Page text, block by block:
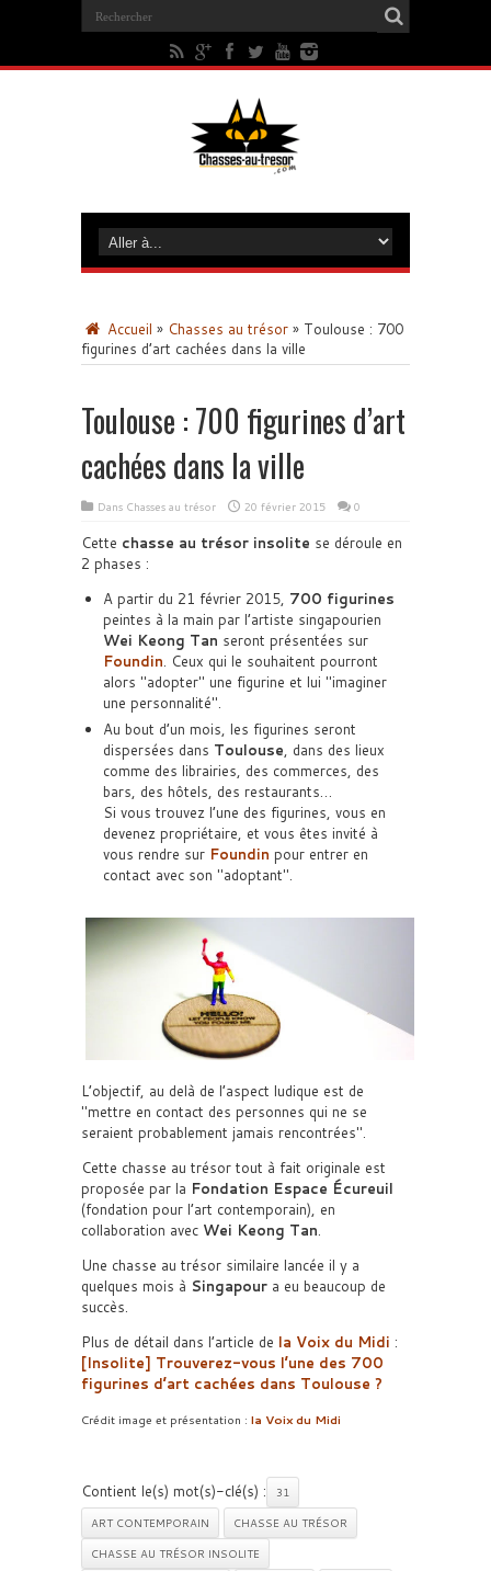
Accueil » Chasses au trésor » Toulouse : 700
figurines d’art cachées dans la ville
Toulouse : 700 figurines d’art
cachées dans la ville
Dans Chasses au trésor 20 février 2015 0
Cette chasse au trésor insolite se déroule en
2 phases :
A partir du 21 février 2015, 700 figurines
peintes à la main par l’artiste singapourien
Wei Keong Tan seront présentées sur
Foundin. Ceux qui le souhaitent pourront
alors
adopter une figurine et lui
imaginer
une personnalité .
Au bout d’un mois, les figurines seront
dispersées dans Toulouse, dans des lieux
comme des librairies, des commerces, des
bars, des hôtels, des restaurants…
Si vous trouvez l’une des figurines, vous en
devenez propriétaire, et vous êtes invité à
vous rendre sur Foundin pour entrer en
contact avec son
adoptant .
L’objectif, au delà de l’aspect ludique est de
mettre en contact des personnes qui ne se
seraient probablement jamais rencontrées .
Cette chasse au trésor tout à fait originale est
proposée par la Fondation Espace Écureuil
(fondation pour l’art contemporain), en
collaboration avec Wei Keong Tan.
Une chasse au trésor similaire lancée il y a
quelques mois à Singapour a eu beaucoup de
succès.
Plus de détail dans l’article de la Voix du Midi :
[Insolite] Trouverez-vous l’une des 700
figurines d’art cachées dans Toulouse ?
Crédit image et présentation : la Voix du Midi
Contient le(s) mot(s)-clé(s) :
31
ART CONTEMPORAIN
CHASSE AU TRÉSOR
CHASSE AU TRÉSOR INSOLITE